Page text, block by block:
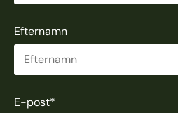
Efternamn
E-post*